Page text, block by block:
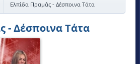
Ελπίδα Πραμάς - Δέσποινα Τάτα
- Δέσποινα Τάτα